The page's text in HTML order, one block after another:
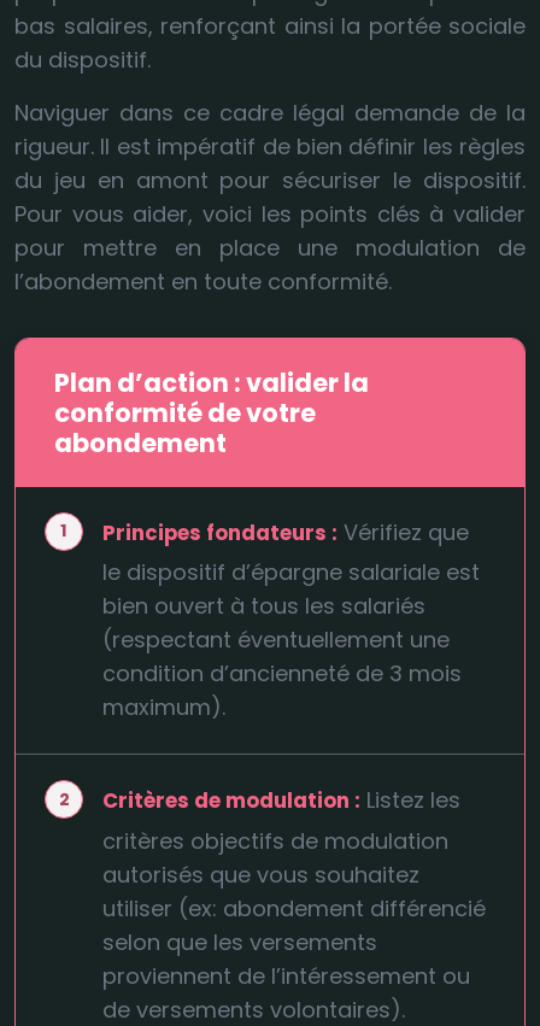
bas salaires, renforçant ainsi la portée sociale
du dispositif.
Naviguer dans ce cadre légal demande de la
rigueur. Il est impératif de bien définir les règles
du jeu en amont pour sécuriser le dispositif.
Pour vous aider, voici les points clés à valider
pour mettre en place une modulation de
l’abondement en toute conformité.
Plan d’action : valider la
conformité de votre
abondement
Principes fondateurs : Vérifiez que
le dispositif d’épargne salariale est
bien ouvert à tous les salariés
(respectant éventuellement une
condition d’ancienneté de 3 mois
maximum).
Critères de modulation : Listez les
critères objectifs de modulation
autorisés que vous souhaitez
utiliser (ex: abondement différencié
selon que les versements
proviennent de l’intéressement ou
de versements volontaires).